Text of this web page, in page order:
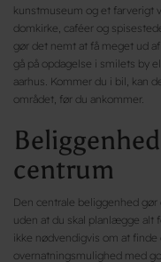
kunstmuseum og et farverigt
domkirke, caféer og
gør det nemt at få meget ud
gå på opdagelse i smilets by
aarhus. Kommer du i bil, kan
området, før du ankommer.
centrum
Den centrale beliggenhed
uden at du skal planlægge alt
ikke nødvendigvis om at
overnatningsmulighed med